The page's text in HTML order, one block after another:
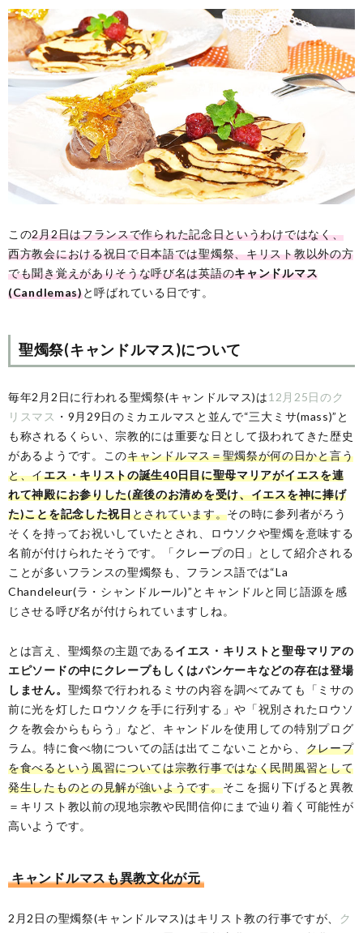
この2月2日はフランスで作られた記念日というわけではなく、
西方教会における祝日で日本語では聖燭祭、キリスト教以外の方
でも聞き覚えがありそうな呼び名は英語のキャンドルマス
(Candlemas)と呼ばれている日です。
聖燭祭(キャンドルマス)について
毎年2月2日に行われる聖燭祭(キャンドルマス)は12月25日のク
リスマス ・9月29日のミカエルマスと並んで“三大ミサ(mass)”と
も称されるくらい、宗教的には重要な日として扱われてきた歴史
があるようです。このキャンドルマス＝聖燭祭が何の日かと言う
と、イエス・キリストの誕生40日目に聖母マリアがイエスを連
れて神殿にお参りした(産後のお清めを受け、イエスを神に捧げ
た)ことを記念した祝日とされています。その時に参列者がろう
そくを持ってお祝いしていたとされ、ロウソクや聖燭を意味する
名前が付けられたそうです。「クレープの日」として紹介される
ことが多いフランスの聖燭祭も、フランス語では“La
Chandeleur(ラ・シャンドルール)”とキャンドルと同じ語源を感
じさせる呼び名が付けられていますしね。
とは言え、聖燭祭の主題であるイエス・キリストと聖母マリアの
エピソードの中にクレープもしくはパンケーキなどの存在は登場
しません。 聖燭祭で行われるミサの内容を調べてみても「ミサの
前に光を灯したロウソクを手に行列する」や「祝別されたロウソ
クを教会からもらう」など、キャンドルを使用しての特別プログ
ラム。特に食べ物についての話は出てこないことから、 クレープ
を食べるという風習については宗教行事ではなく民間風習として
発生したものとの見解が強いようです。そこを掘り下げると異教
＝キリスト教以前の現地宗教や民間信仰にまで辿り着く可能性が
高いようです。
キャンドルマスも異教文化が元
2月2日の聖燭祭(キャンドルマス)はキリスト教の行事ですが、
ク